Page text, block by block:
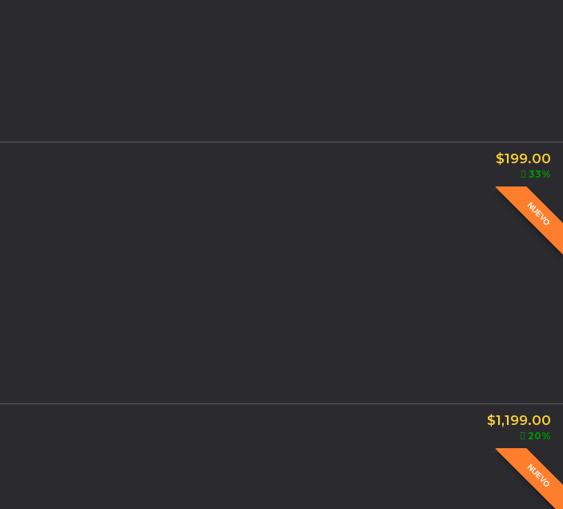
$199.00
33%
NUEVO
$1,199.00
20%
NUEVO